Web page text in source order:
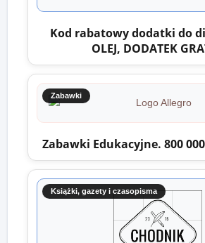
Kod rabatowy dodatki do
OLEJ, DODATEK
Zabawki
Zabawki Edukacyjne. 800
Książki, gazety i czasopisma